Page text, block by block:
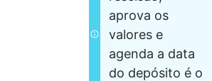
aprova os
valores e
agenda a data
do depósito é o